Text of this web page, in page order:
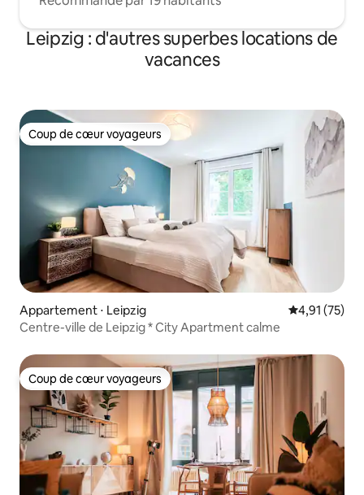
Leipzig : d'autres superbes locations de
vacances
Coup de cœur voyageurs
Coup de cœur voyageurs
Appartement ⋅ Leipzig Évaluation
4,91 (75)
Centre-ville de Leipzig * City Apartment calme
Coup de cœur voyageurs
Coup de cœur voyageurs